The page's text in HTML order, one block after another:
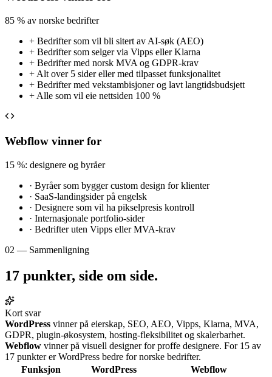
85 % av norske bedrifter
+ Bedrifter som vil bli sitert av AI-søk (AEO)
+ Bedrifter som selger via Vipps eller Klarna
+ Bedrifter med norsk MVA og GDPR-krav
+ Alt over 5 sider eller med tilpasset funksjonalitet
+ Bedrifter med vekstambisjoner og lavt langtidsbudsjett
+ Alle som vil eie nettsiden 100 %
Webflow vinner for
15 %: designere og byråer
· Byråer som bygger custom design for klienter
· SaaS-landingsider på engelsk
· Designere som vil ha pikselpresis kontroll
· Internasjonale portfolio-sider
· Bedrifter uten Vipps eller MVA-krav
02 — Sammenligning
17 punkter, side om side.
Kort svar
WordPress vinner på eierskap, SEO, AEO, Vipps, Klarna, MVA,
GDPR, plugin-økosystem, hosting-fleksibilitet og skalerbarhet.
Webflow vinner på visuell designer for proffe designere. For 15 av
17 punkter er WordPress bedre for norske bedrifter.
Funksjon
WordPress
Webflow